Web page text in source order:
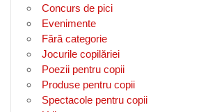
Concurs de pici
Evenimente
Fără categorie
Jocurile copilăriei
Poezii pentru copii
Produse pentru copii
Spectacole pentru copii